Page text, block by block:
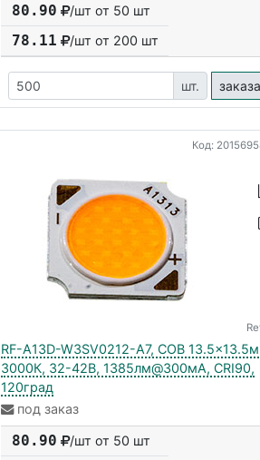
80.90 /шт от 50 шт
78.11 /шт от 200 шт
шт.
Код:
RF-A13D-W3SV0212-A7, COB
3000К, 32-42В, 1385лм@300мА, CRI90,
120град
под заказ
80.90 /шт от 50 шт